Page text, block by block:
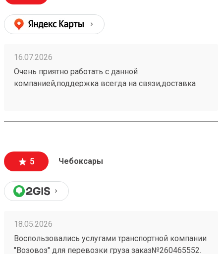
16.07.2026
Очень приятно работать с данной
компанией,поддержка всегда на связи,доставка
260662972
5 Чебоксары
18.05.2026
Воспользовались услугами транспортной компании
"Возовоз" для перевозки груза заказ№260465552.